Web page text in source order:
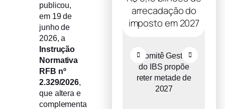
publicou,
em 19 de
junho de
2026, a
Instrução
Normativa
RFB nº
2.329/2026,
que altera e
complementa
Recuperação
judicial cresce
entre micro e
pequenas
empresas
Comitê Gestor
do IBS propõe
reter metade de
2027